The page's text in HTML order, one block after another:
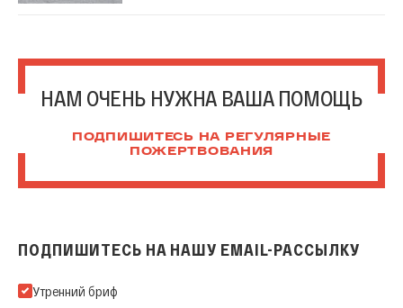
НАМ ОЧЕНЬ НУЖНА ВАША ПОМОЩЬ
ПОДПИШИТЕСЬ НА РЕГУЛЯРНЫЕ
ПОЖЕРТВОВАНИЯ
ПОДПИШИТЕСЬ НА НАШУ EMAIL-РАССЫЛКУ
Подпишитесь на нашу Email-рассылку
Утренний бриф